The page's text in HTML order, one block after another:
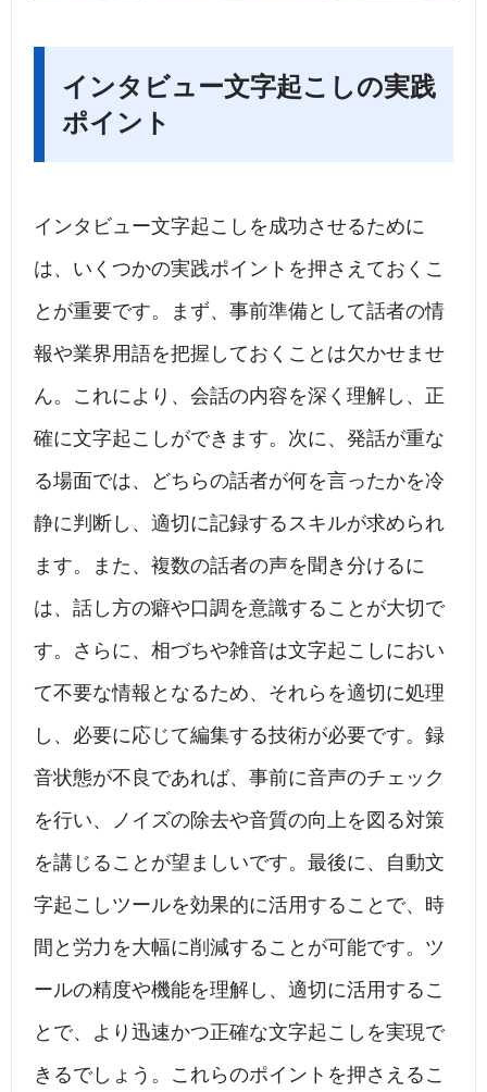
インタビュー文字起こしの実践
ポイント
インタビュー文字起こしを成功させるために
は、いくつかの実践ポイントを押さえておくこ
とが重要です。まず、事前準備として話者の情
報や業界用語を把握しておくことは欠かせませ
ん。これにより、会話の内容を深く理解し、正
確に文字起こしができます。次に、発話が重な
る場面では、どちらの話者が何を言ったかを冷
静に判断し、適切に記録するスキルが求められ
ます。また、複数の話者の声を聞き分けるに
は、話し方の癖や口調を意識することが大切で
す。さらに、相づちや雑音は文字起こしにおい
て不要な情報となるため、それらを適切に処理
し、必要に応じて編集する技術が必要です。録
音状態が不良であれば、事前に音声のチェック
を行い、ノイズの除去や音質の向上を図る対策
を講じることが望ましいです。最後に、自動文
字起こしツールを効果的に活用することで、時
間と労力を大幅に削減することが可能です。ツ
ールの精度や機能を理解し、適切に活用するこ
とで、より迅速かつ正確な文字起こしを実現で
きるでしょう。これらのポイントを押さえるこ